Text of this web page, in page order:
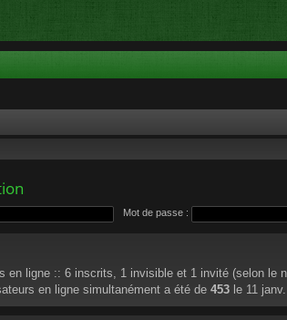
Mot de passe :
en ligne :: 6 inscrits, 1 invisible et 1 invité (selon le
en ligne simultanément a été de 453 le 11